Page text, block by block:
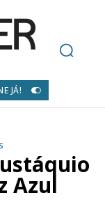
JÁ!
Azul